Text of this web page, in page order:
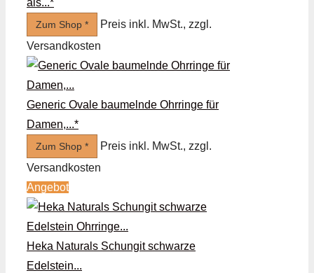
als...*
Zum Shop *
Preis inkl. MwSt., zzgl.
Versandkosten
Generic Ovale baumelnde Ohrringe für
Damen,...*
Zum Shop *
Preis inkl. MwSt., zzgl.
Versandkosten
Angebot
Heka Naturals Schungit schwarze
Edelstein...